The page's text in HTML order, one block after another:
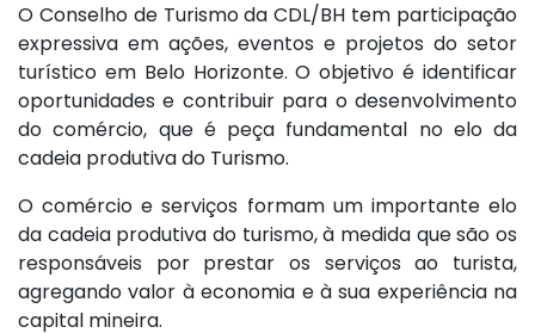
O Conselho de Turismo da CDL/BH tem participação
expressiva em ações, eventos e projetos do setor
turístico em Belo Horizonte. O objetivo é identificar
oportunidades e contribuir para o desenvolvimento
do comércio, que é peça fundamental no elo da
cadeia produtiva do Turismo.
O comércio e serviços formam um importante elo
da cadeia produtiva do turismo, à medida que são os
responsáveis por prestar os serviços ao turista,
agregando valor à economia e à sua experiência na
capital mineira.